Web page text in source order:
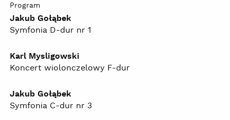
Program
Jakub Gołąbek
Symfonia D-dur nr 1
Karl Mysligowski
Koncert wiolonczelowy F-dur
Jakub Gołąbek
Symfonia C-dur nr 3